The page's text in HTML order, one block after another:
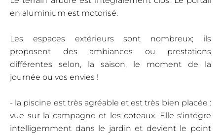
en aluminium est motorisé.
Les espaces extérieurs sont nombreux; ils
proposent des ambiances ou prestations
différentes selon, la saison, le moment de la
journée ou vos envies !
- la piscine est très agréable et est très bien placée :
vue sur la campagne et les coteaux. Elle s'intégre
intelligemment dans le jardin et devient le point